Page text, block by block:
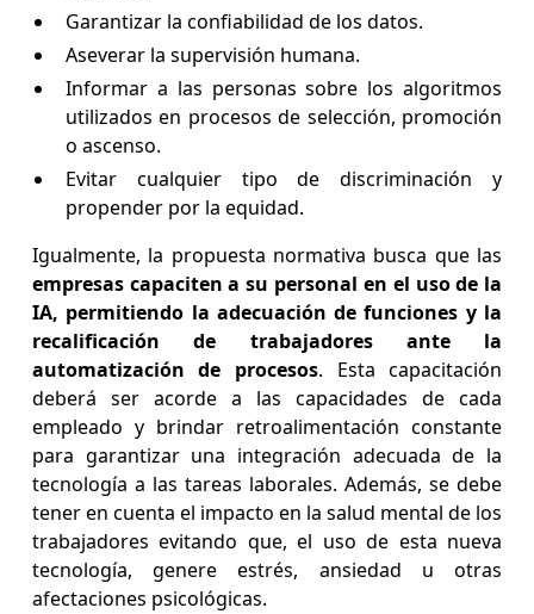
Garantizar la confiabilidad de los datos.
Aseverar la supervisión humana.
Informar a las personas sobre los algoritmos
utilizados en procesos de selección, promoción
o ascenso.
Evitar cualquier tipo de discriminación y
propender por la equidad.
Igualmente, la propuesta normativa busca que las
empresas capaciten a su personal en el uso de la
IA, permitiendo la adecuación de funciones y la
recalificación de trabajadores ante la
automatización de procesos. Esta capacitación
deberá ser acorde a las capacidades de cada
empleado y brindar retroalimentación constante
para garantizar una integración adecuada de la
tecnología a las tareas laborales. Además, se debe
tener en cuenta el impacto en la salud mental de los
trabajadores evitando que, el uso de esta nueva
tecnología, genere estrés, ansiedad u otras
afectaciones psicológicas.